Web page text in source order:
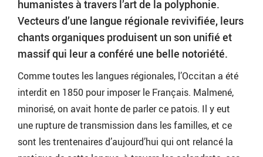
humanistes à travers l’art de la polyphonie.
Vecteurs d’une langue régionale revivifiée, leurs
chants organiques produisent un son unifié et
massif qui leur a conféré une belle notoriété.
Comme toutes les langues régionales, l’Occitan a été
interdit en 1850 pour imposer le Français. Malmené,
minorisé, on avait honte de parler ce patois. Il y eut
une rupture de transmission dans les familles, et ce
sont les trentenaires d’aujourd’hui qui ont relancé la